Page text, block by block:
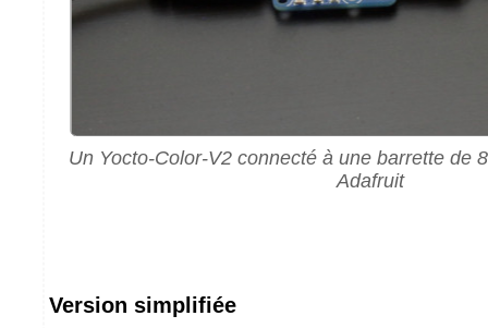
Un Yocto-Color-V2 connecté à une barrette de
Adafruit
Version simplifiée